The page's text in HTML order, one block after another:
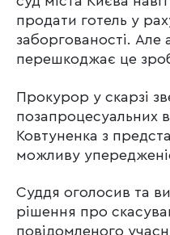
продати готель у
заборгованості.
перешкоджає це
Прокурор у скарзі
позапроцесуальних
Ковтуненка з
можливу
Суддя оголосив та
рішення про
повідомленого